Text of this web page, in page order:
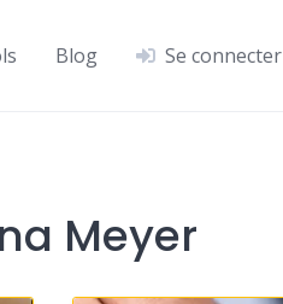
Blog Se connecter
Meyer